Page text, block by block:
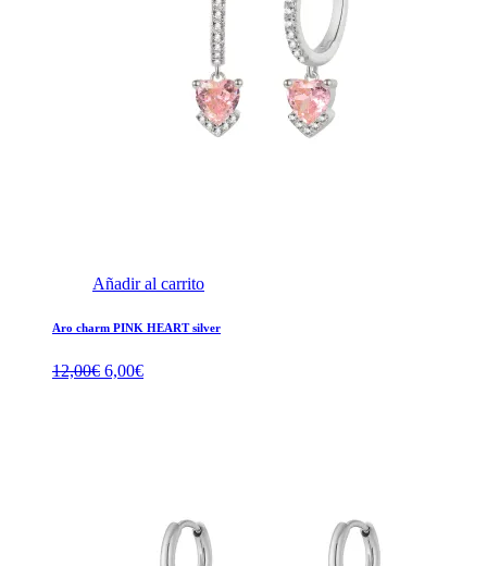
Añadir al carrito
Aro charm PINK HEART silver
12,00€ El
6,00€El